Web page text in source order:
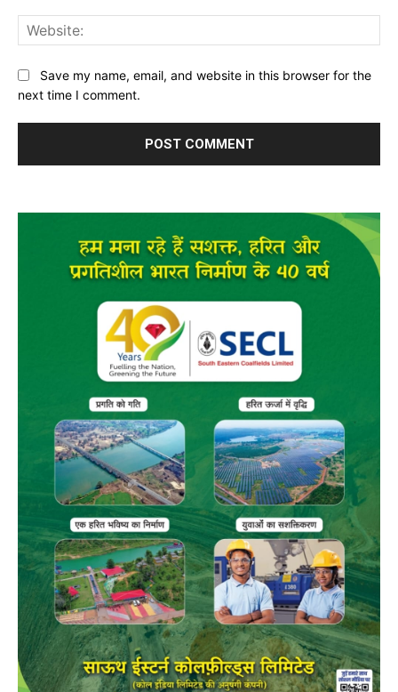
Save my name, email, and website in this browser for the
next time I comment.